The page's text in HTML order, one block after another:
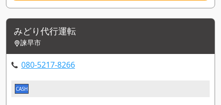
みどり代行運転
諫早市
080-5217-8266
CASH